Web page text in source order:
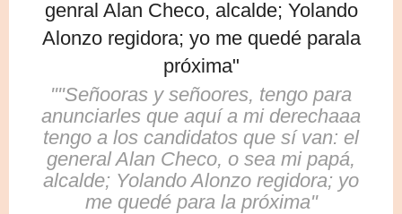
""Señooras y señoores, tengo para
anunciarles que aquí a mi derechaaa
tengo a los candidatos que sí van: el
general Alan Checo, o sea mi papá,
alcalde; Yolando Alonzo regidora; yo
me quedé para la próxima"